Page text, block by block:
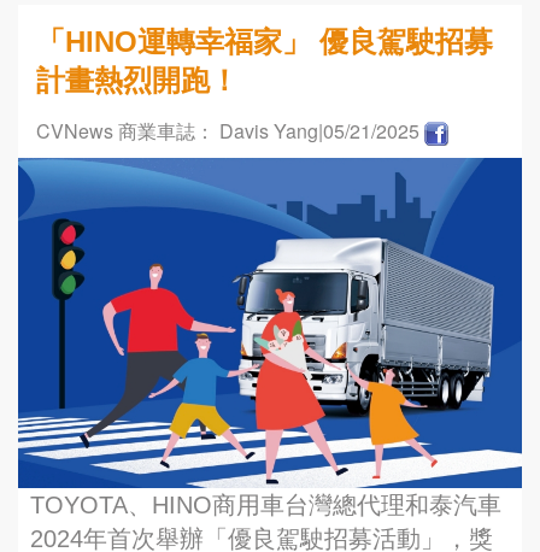
「HINO運轉幸福家」 優良駕駛招募
計畫熱烈開跑！
CVNews 商業車誌： Davis Yang|05/21/2025
TOYOTA、HINO商用車台灣總代理和泰汽車
2024年首次舉辦「優良駕駛招募活動」，獎